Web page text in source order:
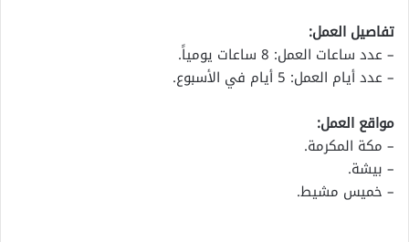
تفاصيل العمل:
– عدد ساعات العمل: 8 ساعات يومياً.
– عدد أيام العمل: 5 أيام في الأسبوع.
مواقع العمل:
– مكة المكرمة.
– بيشة.
– خميس مشيط.